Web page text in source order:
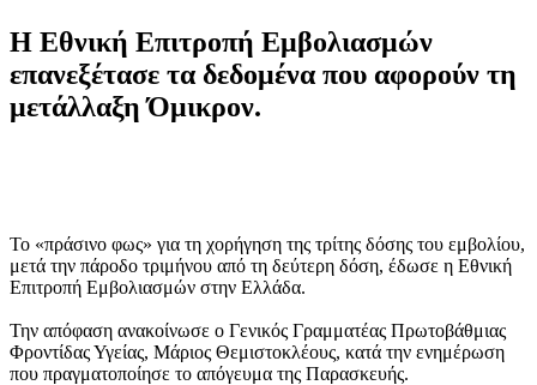
H Εθνική Επιτροπή Εμβολιασμών
επανεξέτασε τα δεδομένα που αφορούν τη
μετάλλαξη Όμικρον.
Το «πράσινο φως» για τη χορήγηση της τρίτης δόσης του εμβολίου,
μετά την πάροδο τριμήνου από τη δεύτερη δόση, έδωσε η Εθνική
Επιτροπή Εμβολιασμών στην Ελλάδα.
Την απόφαση ανακοίνωσε ο Γενικός Γραμματέας Πρωτοβάθμιας
Φροντίδας Υγείας, Μάριος Θεμιστοκλέους, κατά την ενημέρωση
που πραγματοποίησε το απόγευμα της Παρασκευής.